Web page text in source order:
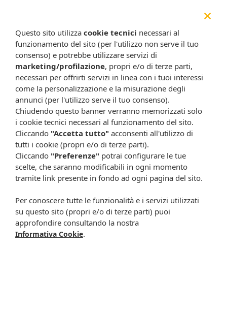
Cod.VVMS112
Attenzione:
Ogni scheda che troverai sul nostro sito è da considerarsi a scopo
informativo, utile alla guida dell’acquisto del prodotto. Non
sostituisce né il foglietto illustrativo (o la descrizione riportata sulla
confezione stessa), né il consiglio del medico, specialmente in caso
di possibili allergie o patologie. Vista la difficoltà nell’adeguarsi alle
continue modifiche effettuate dalle varie aziende produttrici come
cambio del packaging (colori, dimensioni, contenuto, informazioni) e
i possibili cambiamenti come cambio degli ingredienti e valori
percentuali, Farmacia Cavalieri Shop dichiara di non assumere
alcuna responsabilità in caso di schede prodotto ed immagini non
aggiornate in tempo reale e presenza di errori o omissioni. Inoltre
causato dall’accesso delle informazioni riportate sul sito
shop.farmaciacavalieri.it.
×
Questo sito utilizza cookie tecnici necessari al
funzionamento del sito (per l'utilizzo non serve il tuo
consenso) e potrebbe utilizzare servizi di
marketing/profilazione, propri e/o di terze parti,
necessari per offrirti servizi in linea con i tuoi interessi
come la personalizzazione e la misurazione degli
annunci (per l'utilizzo serve il tuo consenso).
Chiudendo questo banner verranno memorizzati solo
i cookie tecnici necessari al funzionamento del sito.
Cliccando "Accetta tutto" acconsenti all'utilizzo di
tutti i cookie (propri e/o di terze parti).
Cliccando "Preferenze" potrai configurare le tue
scelte, che saranno modificabili in ogni momento
tramite link presente in fondo ad ogni pagina del sito.
Per conoscere tutte le funzionalità e i servizi utilizzati
su questo sito (propri e/o di terze parti) puoi
approfondire consultando la nostra
Informativa Cookie.